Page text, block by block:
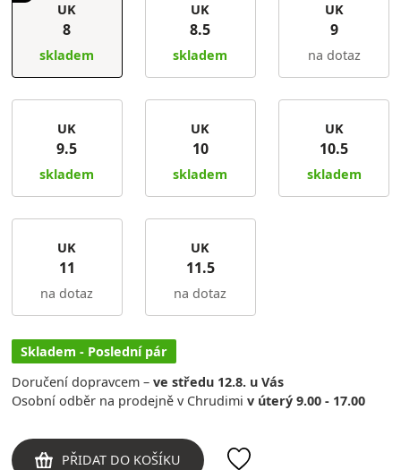
UK
8
skladem
UK
8.5
skladem
UK
9
na dotaz
UK
9.5
skladem
UK
10
skladem
UK
10.5
skladem
UK
11
na dotaz
UK
11.5
na dotaz
Skladem - Poslední pár
Doručení dopravcem – ve středu 12.8. u Vás
Osobní odběr na prodejně v Chrudimi v úterý 9.00 - 17.00
PŘIDAT DO KOŠÍKU